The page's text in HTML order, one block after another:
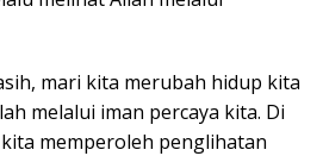
mari kita merubah hidup kita
melalui iman percaya kita. Di
memperoleh penglihatan